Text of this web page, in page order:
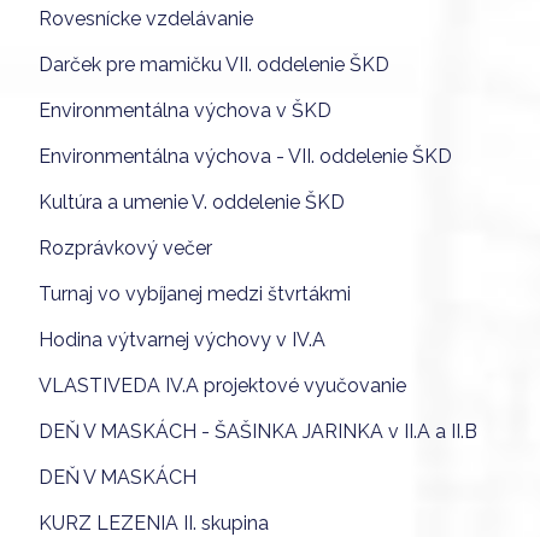
Rovesnícke vzdelávanie
Darček pre mamičku VII. oddelenie ŠKD
Environmentálna výchova v ŠKD
Environmentálna výchova - VII. oddelenie ŠKD
Kultúra a umenie V. oddelenie ŠKD
Rozprávkový večer
Turnaj vo vybíjanej medzi štvrtákmi
Hodina výtvarnej výchovy v IV.A
VLASTIVEDA IV.A projektové vyučovanie
DEŇ V MASKÁCH - ŠAŠINKA JARINKA v II.A a II.B
DEŇ V MASKÁCH
KURZ LEZENIA II. skupina